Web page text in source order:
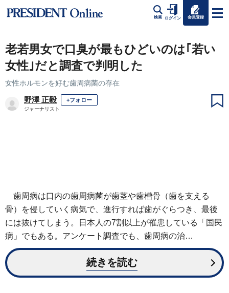
検索 ログイン 会員登録
老若男女で口臭が最もひどいのは｢若い
女性｣だと調査で判明した
女性ホルモンを好む歯周病菌の存在
野澤 正毅 +フォロー
ジャーナリスト
歯周病は口内の歯周病菌が歯茎や歯槽骨（歯を支える
骨）を侵していく病気で、進行すれば歯がぐらつき、最後
には抜けてしまう。日本人の7割以上が罹患している「国民
病」でもある。アンケート調査でも、歯周病の治…
続きを読む